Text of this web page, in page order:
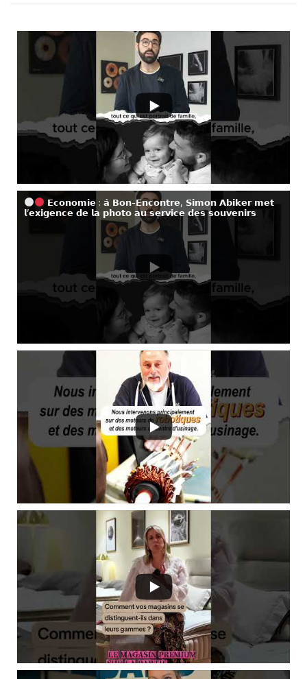
𝗘𝗰𝗼𝗻𝗼𝗺𝗶𝗲 : 𝗮̀ 𝗕𝗼𝗻-𝗘𝗻𝗰𝗼𝗻𝘁𝗿𝗲, 𝗦𝗶𝗺𝗼𝗻 𝗔𝗯𝗶𝗸𝗲𝗿 𝗺𝗲𝘁
𝗹’𝗲𝘅𝗶𝗴𝗲𝗻𝗰𝗲 𝗱𝗲 𝗹𝗮 𝗽𝗵𝗼𝘁𝗼 𝗮𝘂 𝘀𝗲𝗿𝘃𝗶𝗰𝗲 𝗱𝗲𝘀 𝘀𝗼𝘂𝘃𝗲𝗻𝗶𝗿𝘀